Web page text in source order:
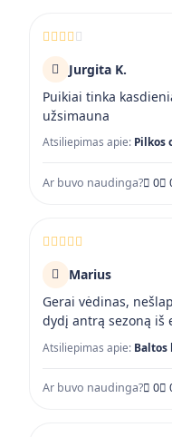
Jurgita K.
Puikiai tinka
užsimauna
Atsiliepimas apie: Pilkos
Ar buvo naudinga? 0
Marius
Gerai vėdinas,
dydį antrą sezoną iš
Atsiliepimas apie: Baltos
Ar buvo naudinga? 0